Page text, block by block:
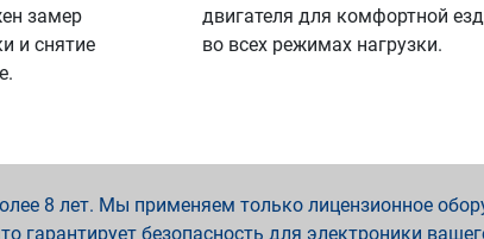
замер
и снятие
двигателя для комфортной
во всех режимах нагрузки.
8 лет. Мы применяем только лицензионное
гарантирует безопасность для электроники